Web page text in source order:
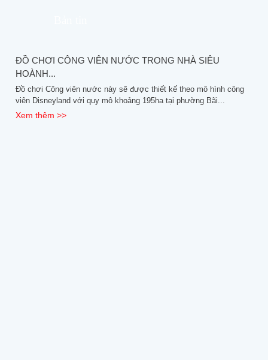
ĐỒ CHƠI CÔNG VIÊN NƯỚC TRONG NHÀ SIÊU
HOÀNH...
Đồ chơi Công viên nước này sẽ được thiết kế theo mô hình công
viên Disneyland với quy mô khoảng 195ha tại phường Bãi...
Xem thêm >>